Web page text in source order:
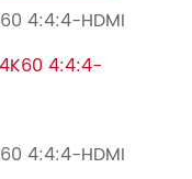
4:4:4-HDMI
4:4:4-
4:4:4-HDMI